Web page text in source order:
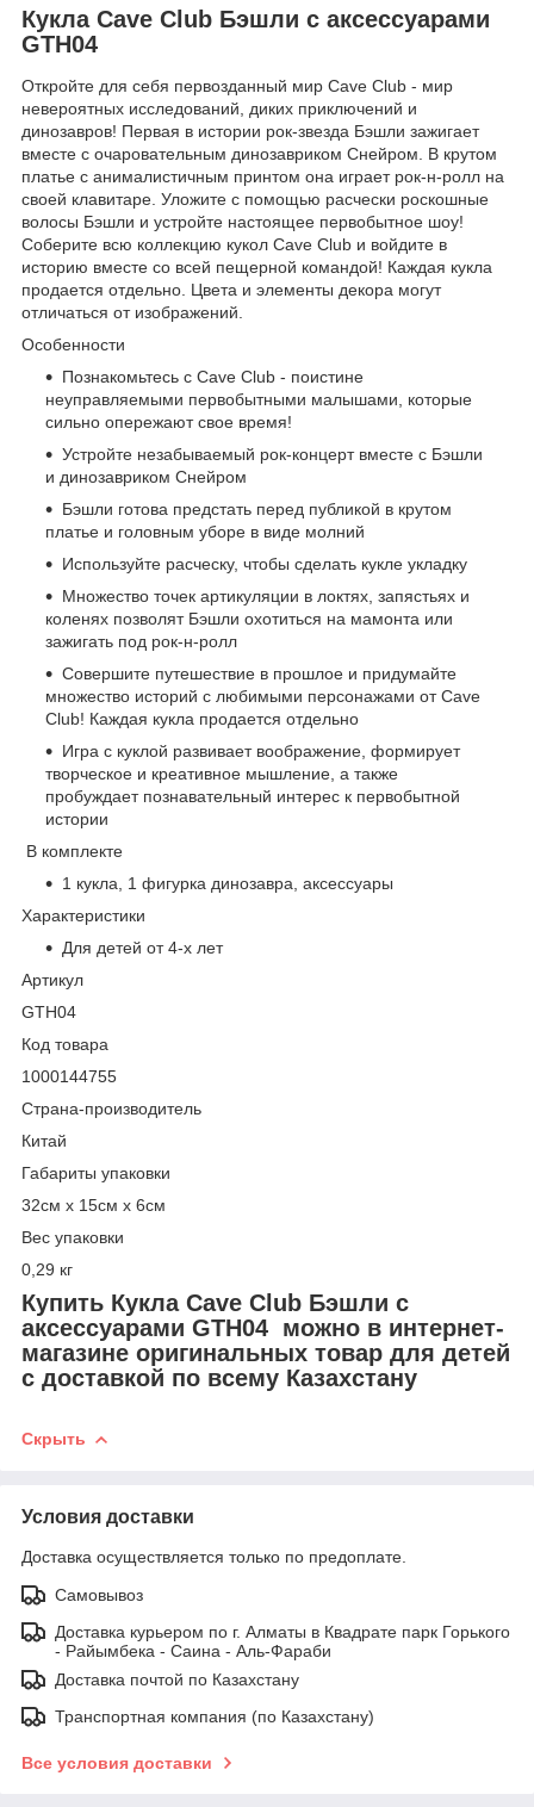
Кукла Cave Club Бэшли с аксессуарами
GTH04
Откройте для себя первозданный мир Cave Club - мир
невероятных исследований, диких приключений и
динозавров! Первая в истории рок-звезда Бэшли зажигает
вместе с очаровательным динозавриком Снейром. В крутом
платье с анималистичным принтом она играет рок-н-ролл на
своей клавитаре. Уложите с помощью расчески роскошные
волосы Бэшли и устройте настоящее первобытное шоу!
Соберите всю коллекцию кукол Cave Club и войдите в
историю вместе со всей пещерной командой! Каждая кукла
продается отдельно. Цвета и элементы декора могут
отличаться от изображений.
Особенности
Познакомьтесь с Cave Club - поистине
неуправляемыми первобытными малышами, которые
сильно опережают свое время!
Устройте незабываемый рок-концерт вместе с Бэшли
и динозавриком Снейром
Бэшли готова предстать перед публикой в крутом
платье и головным уборе в виде молний
Используйте расческу, чтобы сделать кукле укладку
Множество точек артикуляции в локтях, запястьях и
коленях позволят Бэшли охотиться на мамонта или
зажигать под рок-н-ролл
Совершите путешествие в прошлое и придумайте
множество историй с любимыми персонажами от Cave
Club! Каждая кукла продается отдельно
Игра с куклой развивает воображение, формирует
творческое и креативное мышление, а также
пробуждает познавательный интерес к первобытной
истории
В комплекте
1 кукла, 1 фигурка динозавра, аксессуары
Характеристики
Для детей от 4-х лет
Артикул
GTH04
Код товара
1000144755
Страна-производитель
Китай
Габариты упаковки
32см x 15см x 6см
Вес упаковки
0,29 кг
Купить Кукла Cave Club Бэшли с
аксессуарами GTH04 можно в интернет-
магазине оригинальных товар для детей
с доставкой по всему Казахстану
Скрыть
Условия доставки
Доставка осуществляется только по предоплате.
Самовывоз
Доставка курьером по г. Алматы в Квадрате парк Горького
- Райымбека - Саина - Аль-Фараби
Доставка почтой по Казахстану
Транспортная компания (по Казахстану)
Все условия доставки